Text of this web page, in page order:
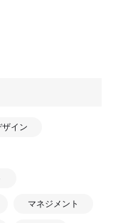
イン
マネジメント